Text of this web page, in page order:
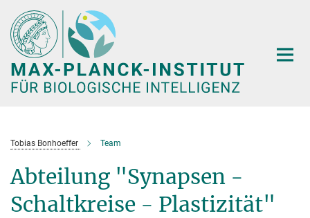
Hauptinhalt
Tobias Bonhoeffer Team
Abteilung "Synapsen -
Schaltkreise - Plastizität"